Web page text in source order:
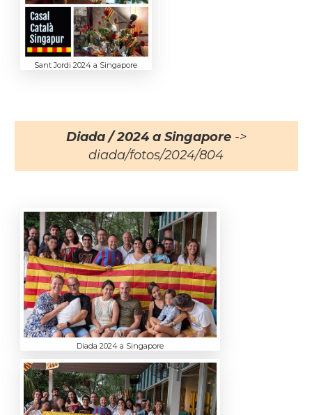
Sant Jordi 2024 a Singapore
Diada / 2024 a Singapore->
diada/fotos/2024/804
Diada 2024 a Singapore